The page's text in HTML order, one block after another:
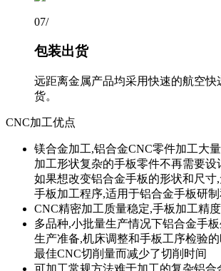
07/
包装出货
远距离金属产品均采用快速的航空快
货。
CNC加工优点
镁合金加工,铝合金CNC零件加工大
加工形状复杂的手板零件不再需要设
如果想改变铝合金手板的形状和尺寸
手板加工程序,适用于铝合金手板研
CNC精密加工质量稳定,手板加工精
多品种,小批量生产情况下铝合金手
生产准备,机床调整和手板工序检验
最佳CNC切削量而减少了切削时间
可加工常规方法难于加工的复杂铝合